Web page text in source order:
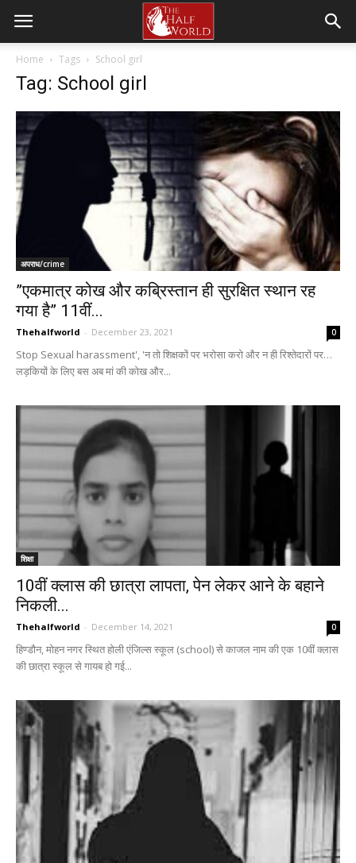
Home Tags School girl
Tag: School girl
अपराध/crime
”एकमात्र कोख और कब्रिस्तान ही सुरक्षित स्थान रह
गया है” 11वीं...
Thehalfworld - December 23, 2021 0
Stop Sexual harassment', 'न तो शिक्षकों पर भरोसा करो और न ही रिश्तेदारों पर…
लड़कियों के लिए बस अब मां की कोख और...
शिक्षा
10वीं क्लास की छात्रा लापता, पेन लेकर आने के बहाने
निकली...
Thehalfworld - December 14, 2021 0
हिण्डौन, मोहन नगर स्थित होली एंजिल्स स्कूल (school) से काजल नाम की एक 10वीं क्लास
की छात्रा स्कूल से गायब हो गई...